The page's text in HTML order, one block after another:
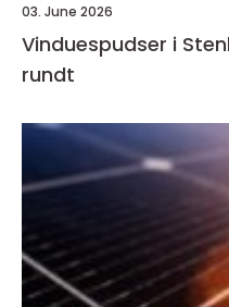
03. June 2026
Vinduespudser i
rundt